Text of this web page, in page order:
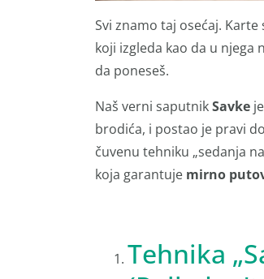
Svi znamo taj osećaj.
koji izgleda kao da u njega
da poneseš.
Naš verni saputnikSavke
brodića, i postao je pravi
čuvenu tehniku „sedanja
koja garantuje mirno
Tehnika